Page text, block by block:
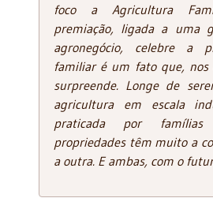
foco a Agricultura
premiação, ligada a uma
agronegócio, celebre a
familiar é um fato que, nos
surpreende. Longe de
agricultura em escala
praticada por famílias
propriedades têm muito a
a outra. E ambas, com o